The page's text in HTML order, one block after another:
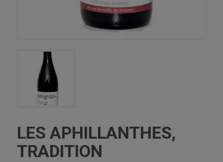
LES APHILLANTHES,
TRADITION